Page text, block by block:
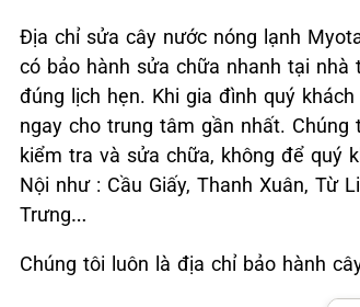
Địa chỉ sửa cây nước nóng lạnh
có bảo hành sửa chữa nhanh tại
đúng lịch hẹn. Khi gia đình quý
ngay cho trung tâm gần nhất.
kiểm tra và sửa chữa, không để quý
Nội như : Cầu Giấy, Thanh Xuân, Từ
Trưng…
Chúng tôi luôn là địa chỉ bảo hành